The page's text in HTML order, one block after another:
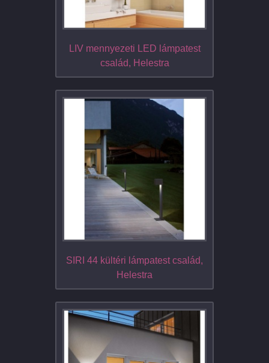
LIV mennyezeti LED lámpatest
család, Helestra
SIRI 44 kültéri lámpatest család,
Helestra